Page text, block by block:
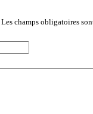
Les champs obligatoires